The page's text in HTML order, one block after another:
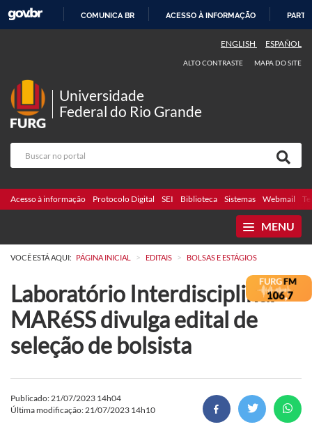
COMUNICA BR ACESSO À INFORMAÇÃO
ENGLISH ESPAÑOL
ALTO CONTRASTE MAPA DO SITE
Universidade
Federal do Rio Grande
Acesso à informação Protocolo Digital SEI Biblioteca Sistemas Webmail
MENU
VOCÊ ESTÁ AQUI: PÁGINA INICIAL > EDITAIS > BOLSAS E ESTÁGIOS
Laboratório Interdisciplinar
MARéSS divulga edital de
seleção de bolsista
Publicado: 21/07/2023 14h04
Última modificação: 21/07/2023 14h10